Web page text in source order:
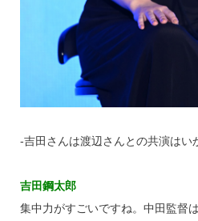
‐吉田さんは渡辺さんとの共演はい
吉田鋼太郎
集中力がすごいですね。中田監督